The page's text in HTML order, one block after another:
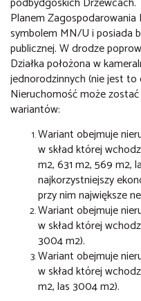
Planem
symbolem MN/U i posiada
publicznej. W drodze
Działka położona w
jednorodzinnych (nie jest
Nieruchomość może
wariantów:
Wariant obejmuje
w skład której
m2, 631 m2, 569 m2,
najkorzystniejszy
przy nim największe
Wariant obejmuje
w skład której
3004 m2).
Wariant obejmuje
w skład której
m2, las 3004 m2).